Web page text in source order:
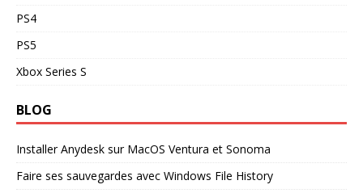
PS4
PS5
Xbox Series S
BLOG
Installer Anydesk sur MacOS Ventura et Sonoma
Faire ses sauvegardes avec Windows File History